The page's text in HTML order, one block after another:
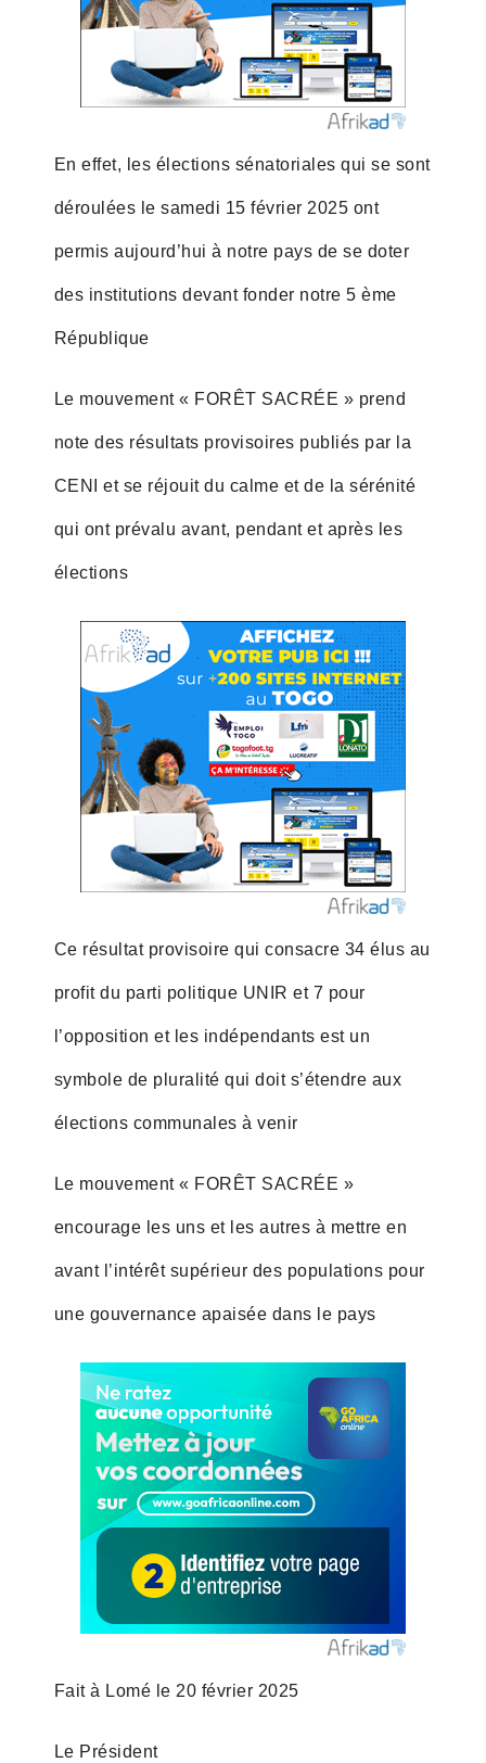
En effet, les élections sénatoriales qui se sont
déroulées le samedi 15 février 2025 ont
permis aujourd’hui à notre pays de se doter
des institutions devant fonder notre 5 ème
République
Le mouvement « FORÊT SACRÉE » prend
note des résultats provisoires publiés par la
CENI et se réjouit du calme et de la sérénité
qui ont prévalu avant, pendant et après les
élections
Ce résultat provisoire qui consacre 34 élus au
profit du parti politique UNIR et 7 pour
l’opposition et les indépendants est un
symbole de pluralité qui doit s’étendre aux
élections communales à venir
Le mouvement « FORÊT SACRÉE »
encourage les uns et les autres à mettre en
avant l’intérêt supérieur des populations pour
une gouvernance apaisée dans le pays
Fait à Lomé le 20 février 2025
Le Président